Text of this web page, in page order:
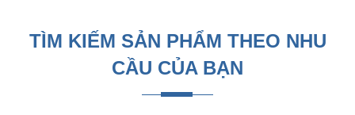
TÌM KIẾM SẢN PHẨM THEO NHU
CẦU CỦA BẠN